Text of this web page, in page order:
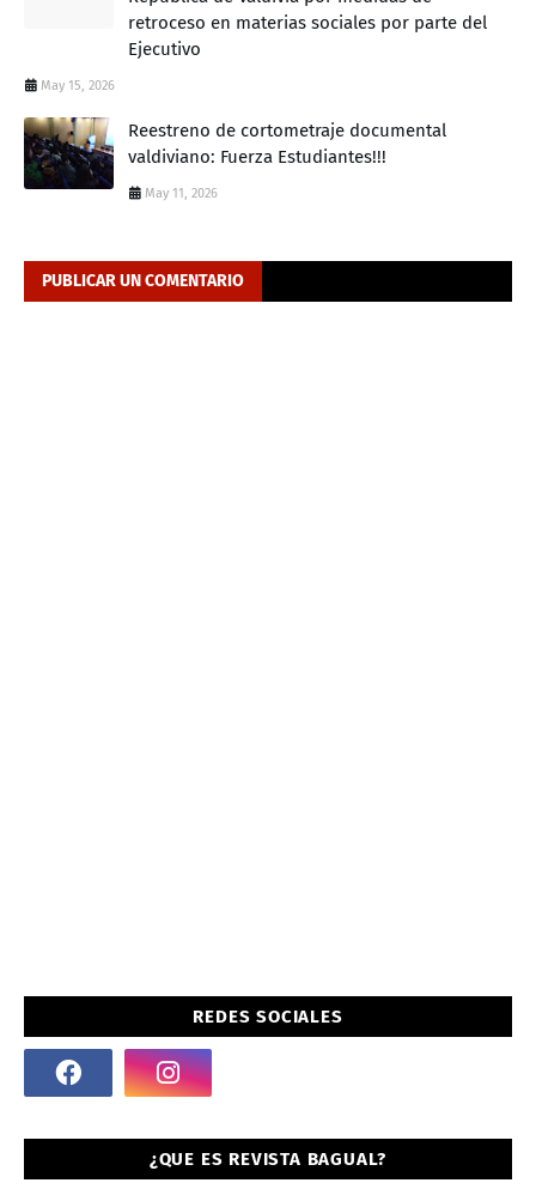
retroceso en materias sociales por parte del
Ejecutivo
May 15, 2026
Reestreno de cortometraje documental
valdiviano: Fuerza Estudiantes!!!
May 11, 2026
PUBLICAR UN COMENTARIO
REDES SOCIALES
¿QUE ES REVISTA BAGUAL?